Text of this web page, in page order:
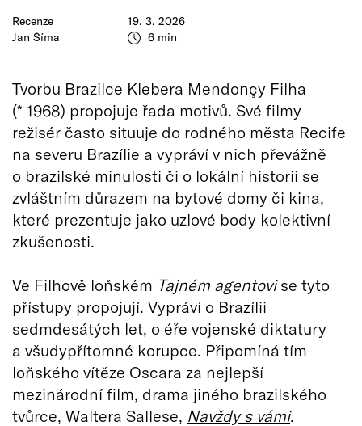
Recenze
Jan Šíma
19. 3. 2026
6 min
Tvorbu Brazilce Klebera Mendonçy Filha
(* 1968) propojuje řada motivů. Své filmy
režisér často situuje do rodného města Recife
na severu Brazílie a vypráví v nich převážně
o brazilské minulosti či o lokální historii se
zvláštním důrazem na bytové domy či kina,
které prezentuje jako uzlové body kolektivní
zkušenosti.
Ve Filhově loňském Tajném agentovise tyto
přístupy propojují. Vypráví o Brazílii
sedmdesátých let, o éře vojenské diktatury
a všudypřítomné korupce. Připomíná tím
loňského vítěze Oscara za nejlepší
mezinárodní film, drama jiného brazilského
tvůrce, Waltera Sallese, Navždy s vámi.